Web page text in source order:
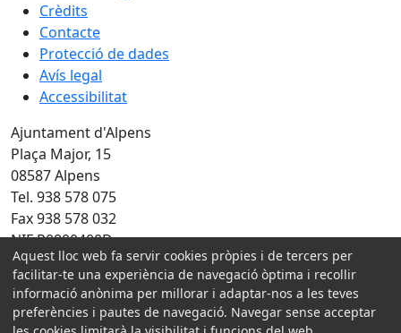
Crèdits
Contacte
Protecció de dades
Avís legal
Accessibilitat
Ajuntament d'Alpens
Plaça Major, 15
08587 Alpens
Tel. 938 578 075
Fax 938 578 032
NIF P0800400D
Amb la col·laboració de:
Aquest lloc web fa servir cookies pròpies i de tercers per
facilitar-te una experiència de navegació òptima i recollir
informació anònima per millorar i adaptar-nos a les teves
preferències i pautes de navegació. Navegar sense acceptar